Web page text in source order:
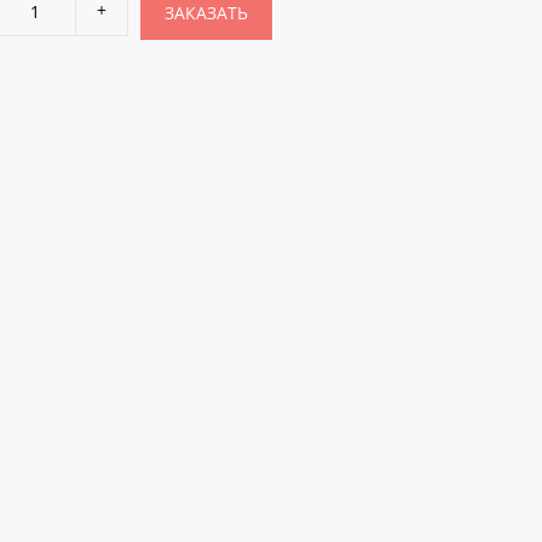
ЗАКАЗАТЬ